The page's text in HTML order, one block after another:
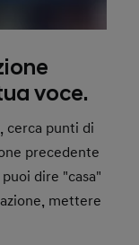
voce.
cerca punti di
precedente
dire "casa"
mettere
vuoi e